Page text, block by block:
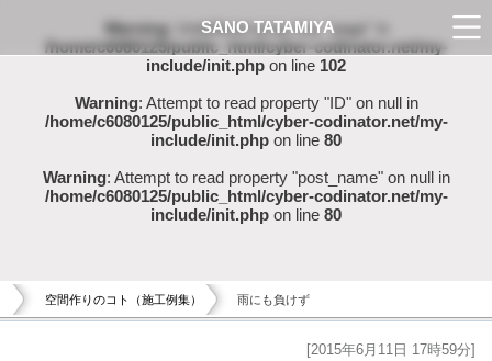
Warning: Undefined array key "page" in
/home/c6080125/public_html/cyber-codinator.net/my-
include/init.php on line 102
Warning: Attempt to read property "ID" on null in
/home/c6080125/public_html/cyber-codinator.net/my-
include/init.php on line 80
Warning: Attempt to read property "post_name" on null in
/home/c6080125/public_html/cyber-codinator.net/my-
include/init.php on line 80
空間作りのコト（施工例集） 雨にも負けず
[2015年6月11日 17時59分]
SANO TATAMIYA